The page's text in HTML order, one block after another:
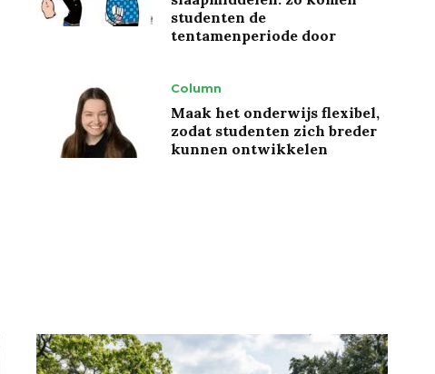
studenten de
tentamenperiode door
Column
Maak het onderwijs flexibel,
zodat studenten zich breder
kunnen ontwikkelen